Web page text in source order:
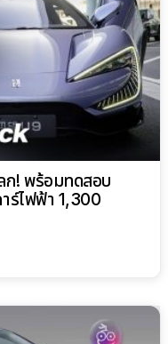
ก! พร้อมทดสอบ
ร์ไฟฟ้า 1,300